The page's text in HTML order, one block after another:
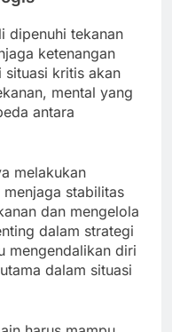
dipenuhi tekanan
ketenangan
situasi kritis akan
mental yang
antara
melakukan
stabilitas
dan mengelola
dalam strategi
mengendalikan diri
dalam situasi